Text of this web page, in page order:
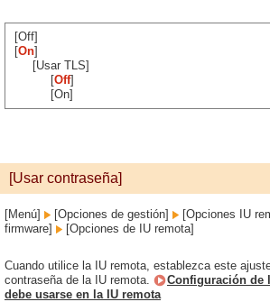
[Off]
[On]
[Usar TLS]
[Off]
[On]
[Usar contraseña]
[Menú] [Opciones de gestión]
[Opciones IU
firmware]
[Opciones de IU remota]
Cuando utilice la IU remota, establezca este
contraseña de la IU remota.
Configuración de
debe usarse en la IU remota